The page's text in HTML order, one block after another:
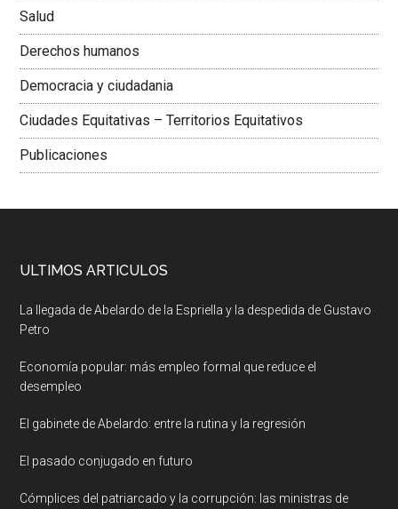
Salud
Derechos humanos
Democracia y ciudadania
Ciudades Equitativas – Territorios Equitativos
Publicaciones
ULTIMOS ARTICULOS
La llegada de Abelardo de la Espriella y la despedida de Gustavo
Petro
Economía popular: más empleo formal que reduce el
desempleo
El gabinete de Abelardo: entre la rutina y la regresión
El pasado conjugado en futuro
Cómplices del patriarcado y la corrupción: las ministras de